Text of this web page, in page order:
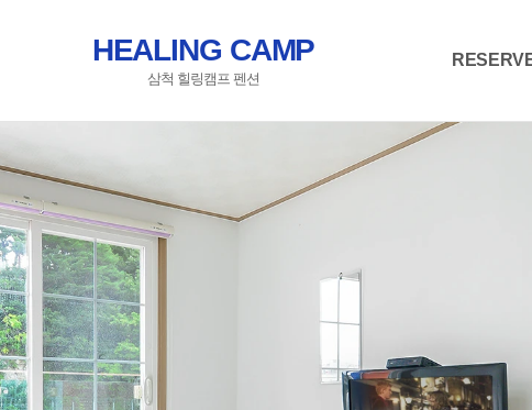
HEALING CAMP
삼척 힐링캠프 펜션